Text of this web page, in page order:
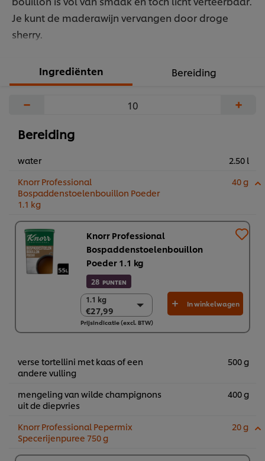
Je kunt de maderawijn vervangen door droge
sherry.
Ingrediënten Bereiding
− +
Bereiding
water
2.50 l
Knorr Professional
Bospaddenstoelenbouillon Poeder
1.1 kg
40 g
Knorr Professional
Bospaddenstoelenbouillon
Poeder 1.1 kg
28 PUNTEN
1.1 kg
€27,99
1.1 kg
€27,99
6 x 1.1 kg
In winkelwagen
Prijsindicatie (excl. BTW)
verse tortellini met kaas of een
andere vulling
500 g
mengeling van wilde champignons
uit de diepvries
400 g
Knorr Professional Pepermix
Specerijenpuree 750 g
20 g